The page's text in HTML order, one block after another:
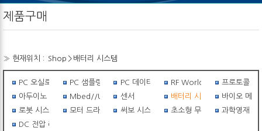
제품구매
» 현재위치 : Shop > 배터리 시스템
PC 오실로스코프PC 샘플링스코프PC 데이터 로거 RF World
프로토콜 아
아두이노 세상
Mbed//USB I/O센서 배터리 시스템
바이오 메탈
로봇 시스템
모터 드라이버 써보 시스템 초소형 무선비행체과학영재 필
DC 전압 레귤레이터